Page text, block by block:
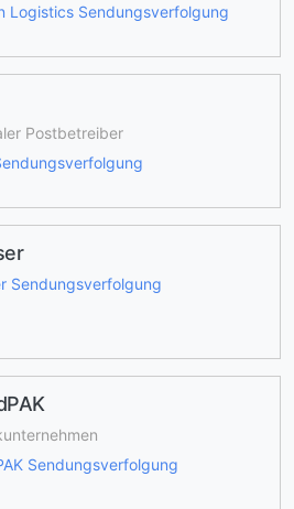
Logistics Sendungsverfolgung
Postbetreiber
Sendungsverfolgung
Sendungsverfolgung